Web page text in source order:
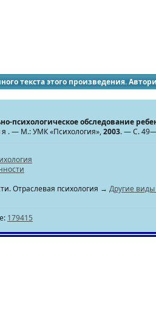
текста этого произведения.
психологическое обследование
. — М.: УМК «Психология»,2003. — С.
Отраслевая психология → Другие виды
179415